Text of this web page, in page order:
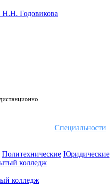
Н.Н. Годовикова
Специальности
Политехнические Юридические
колледж